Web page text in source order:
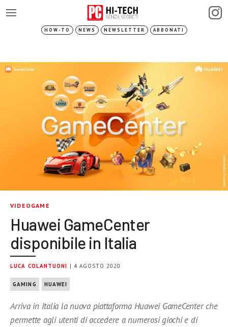
HOW-TO NEWS NEWSLETTER ABBONATI
VIDEOGAME
Huawei GameCenter
disponibile in Italia
LUCA COLANTUONI | 4 AGOSTO 2020
GAMING HUAWEI
Arriva in Italia la nuova piattaforma Huawei GameCenter che
permette agli utenti di accedere a numerosi giochi e di